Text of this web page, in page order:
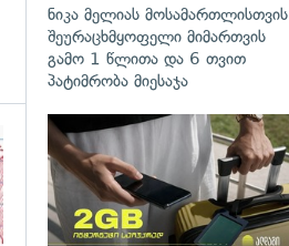
ნიკა მელიას მოსამართლისთვის
შეურაცხმყოფელი მიმართვის
გამო 1 წლითა და 6 თვით
პატიმრობა მიესაჯა